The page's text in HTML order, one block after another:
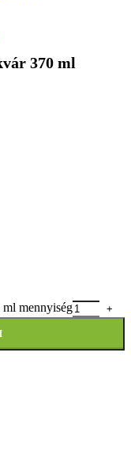
370 ml
mennyiség